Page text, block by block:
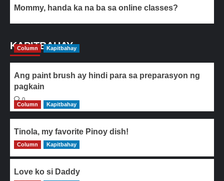
Mommy, handa ka na ba sa online classes?
KAPITBAHAY
Column Kapitbahay
Ang paint brush ay hindi para sa preparasyon ng
pagkain
0
Column
Kapitbahay
Tinola, my favorite Pinoy dish!
0
Column Kapitbahay
Love ko si Daddy